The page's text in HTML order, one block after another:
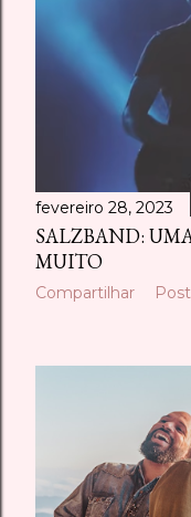
fevereiro 28, 2023
SALZBAND:
MUITO
Compartilhar